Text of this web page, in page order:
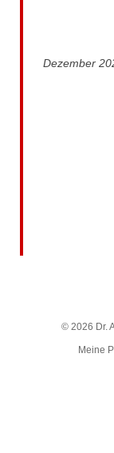
Dezember
© 2026 Dr.
Meine